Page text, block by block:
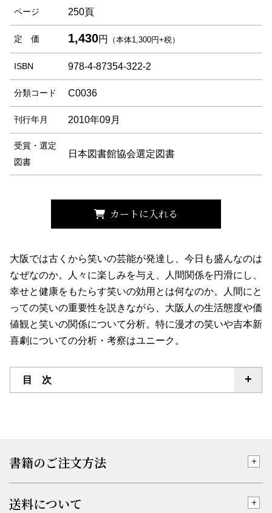
ページ 250頁
定 価 1,430円 （本体1,300円+税）
ISBN 978-4-87354-322-2
分類コード C0036
刊行年月 2010年09月
受賞・選定
図書
日本図書館協会選定図書
カートに入れる
大阪では古くから笑いの芸能が発達し、今日も盛んなのは
なぜなのか。人々に楽しみを与え、人間関係を円滑にし、
幸せと健康をもたらす笑いの効用とは何なのか。人間にと
っての笑いの重要性を説きながら、大阪人の生活態度や価
値観と笑いの関係について分析。特に漫才の笑いや吉本新
喜劇についての分析・考察はユニーク。
目 次
書籍のご注文方法
送料について